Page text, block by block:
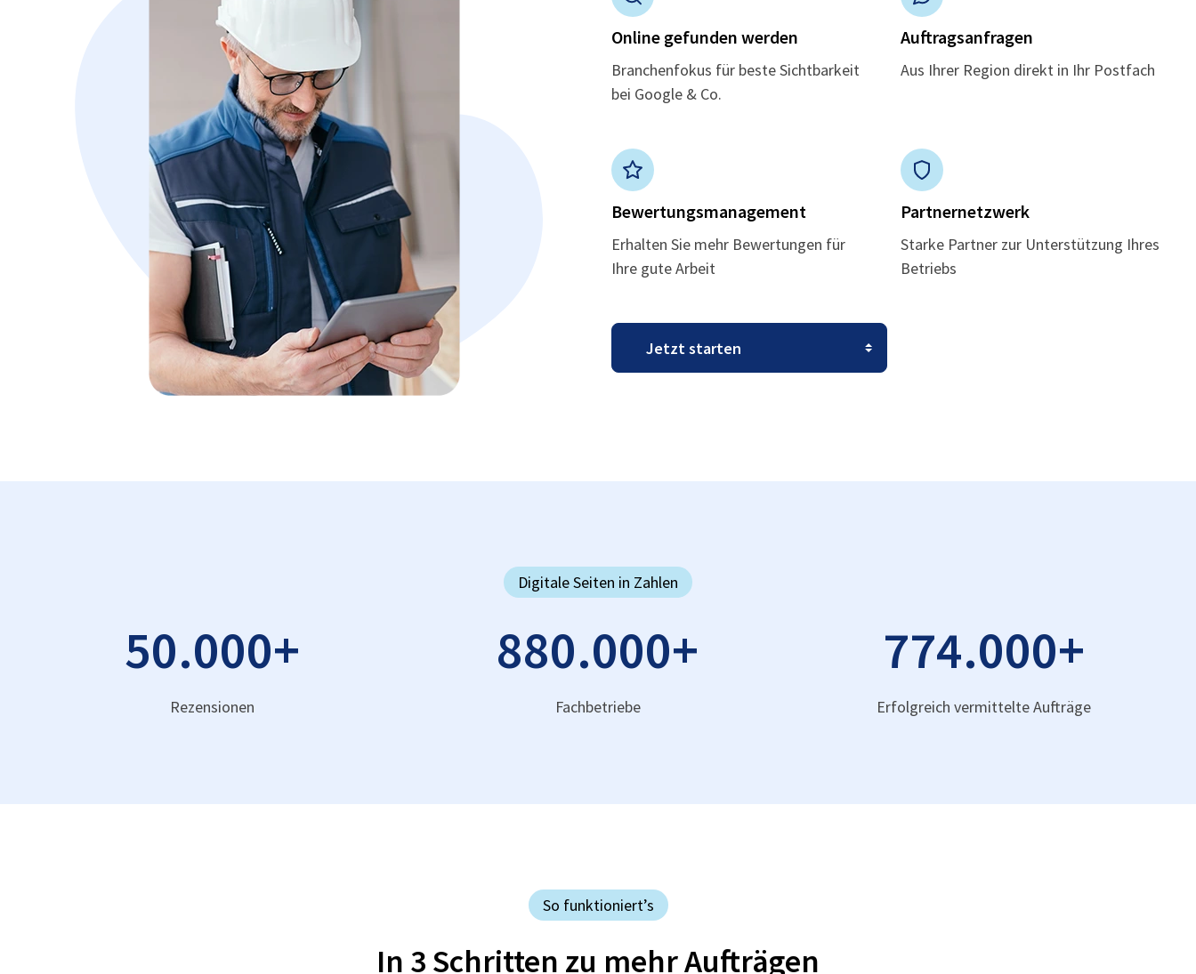
Online gefunden werden
Branchenfokus für beste Sichtbarkeit
bei Google & Co.
Auftragsanfragen
Aus Ihrer Region direkt in Ihr Postfach
Bewertungsmanagement
Erhalten Sie mehr Bewertungen für
Ihre gute Arbeit
Partnernetzwerk
Starke Partner zur Unterstützung Ihres
Betriebs
Digitale Seiten in Zahlen
50.000+
Rezensionen
880.000+
Fachbetriebe
774.000+
Erfolgreich vermittelte Aufträge
So funktioniert’s
In 3 Schritten zu mehr Aufträgen